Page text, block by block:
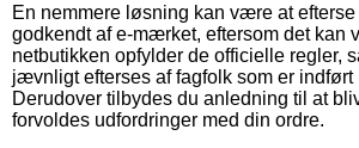
En nemmere løsning kan være at
godkendt af e-mærket, eftersom det kan
netbutikken opfylder de officielle regler,
jævnligt efterses af fagfolk som er indført
Derudover tilbydes du anledning til at
forvoldes udfordringer med din ordre.